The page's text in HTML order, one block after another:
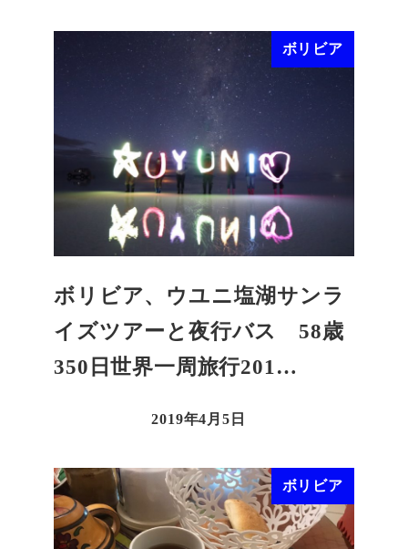
ボリビア
ボリビア、ウユニ塩湖サンラ
イズツアーと夜行バス 58歳
350日世界一周旅行201…
2019年4月5日
ボリビア